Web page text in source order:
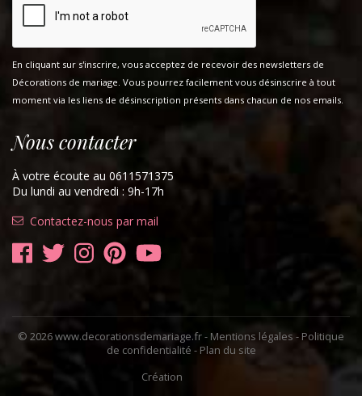
En cliquant sur s'inscrire, vous acceptez de recevoir des newsletters de
Décorations de mariage. Vous pourrez facilement vous désinscrire à tout
moment via les liens de désinscription présents dans chacun de nos emails.
Nous contacter
À votre écoute au 0611571375
Du lundi au vendredi : 9h-17h
Contactez-nous par mail
© 2026 www.decorationsdemariage.fr - Mentions légales-Politique
de confidentialité - Plan du site
Création